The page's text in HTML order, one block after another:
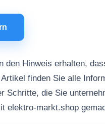
den Hinweis erhalten,
finden Sie alle
Schritte, die Sie
elektro-markt.shop